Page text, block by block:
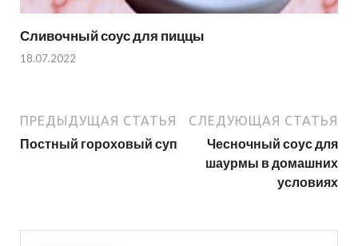
Сливочный соус для пиццы
18.07.2022
ПРЕДЫДУЩАЯ СТАТЬЯ
Постный гороховый суп
СЛЕДУЮЩАЯ СТАТЬЯ
Чесночный соус для
шаурмы в домашних
условиях